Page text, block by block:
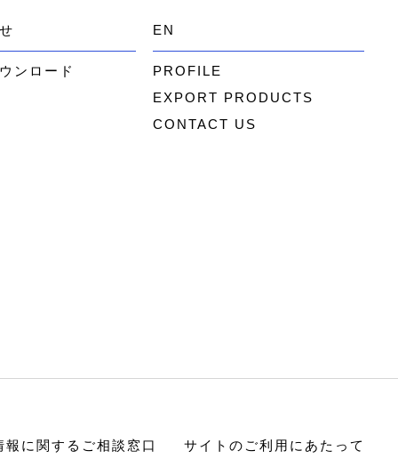
ンロード
EN
PROFILE
EXPORT PRODUCTS
CONTACT US
報に関するご相談窓口 サイトのご利用にあたって